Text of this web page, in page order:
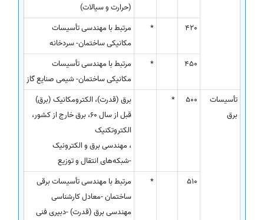
(حرارت و سیالات)
420
*
مرتبط با مهندسی تأسیسات
مکانیکی ساختمان- سردخانه
450
*
مرتبط با مهندسی تأسیسات
مکانیکی ساختمان- شیمی صنایع گاز
تأسیسات
برق
500
*
برق (قدرت)، الکترومکانیک (برق)
قبل از سال 60، برق خارج از کشور،
الکتروتکنیک
، مهندسی برق و الکترونیک
-شبکه‌های انتقال و توزیع
510
*
مرتبط با مهندسی تأسیسات برقی
ساختمان -معادل کارشناسی
مهندسی برق (قدرت) -دبیری فنی